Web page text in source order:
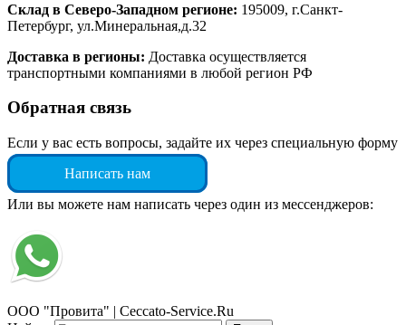
Склад в Северо-Западном регионе: 195009, г.Санкт-
Петербург, ул.Минеральная,д.32
Доставка в регионы: Доставка осуществляется
транспортными компаниями в любой регион РФ
Обратная связь
Если у вас есть вопросы, задайте их через специальную форму
Написать нам
Или вы можете нам написать через один из мессенджеров:
ООО "Провита" | Ceccato-Service.Ru